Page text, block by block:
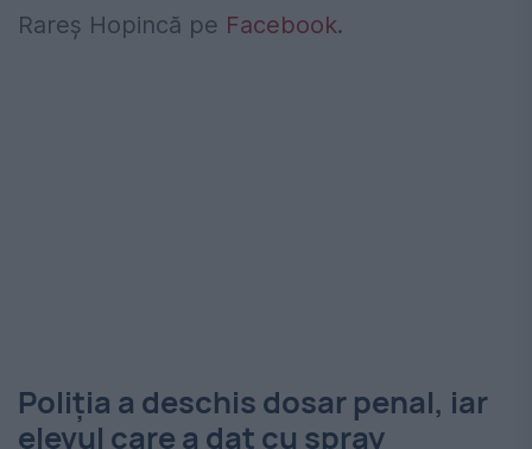
Rareș Hopincă pe Facebook.
Poliția a deschis dosar penal, iar
elevul care a dat cu spray